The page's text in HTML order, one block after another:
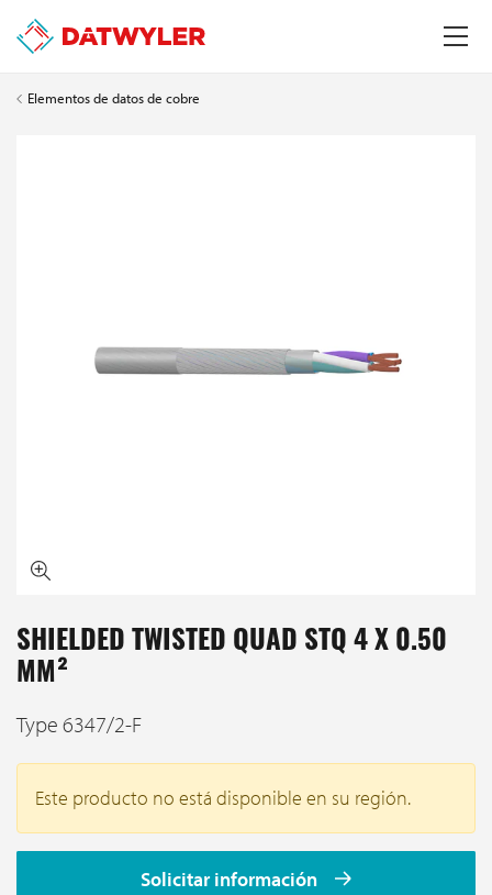
Elementos de datos de cobre
SHIELDED TWISTED QUAD STQ 4 X 0.50
MM²
Type 6347/2-F
Este producto no está disponible en su región.
Solicitar información